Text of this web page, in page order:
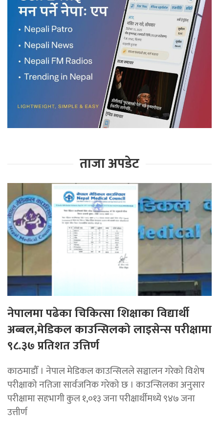
ताजा अपडेट
नेपालमा पढेका चिकित्सा शिक्षाका विद्यार्थी
अब्बल,मेडिकल काउन्सिलको लाइसेन्स परीक्षामा
९८.३७ प्रतिशत उत्तिर्ण
काठमाडौँ । नेपाल मेडिकल काउन्सिलले सञ्चालन गरेको विशेष
परीक्षाको नतिजा सार्वजनिक गरेको छ । काउन्सिलका अनुसार
परीक्षामा सहभागी कुल १,०१३ जना परीक्षार्थीमध्ये ९४७ जना
उत्तीर्ण